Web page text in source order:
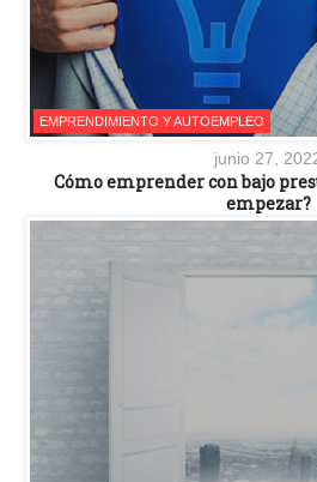
EMPRENDIMIENTO Y AUTOEMPLEO
junio 27,
Cómo emprender con bajo
empezar?